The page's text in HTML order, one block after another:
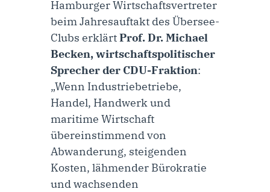
Hamburger Wirtschaftsvertreter
beim Jahresauftakt des Übersee-
Clubs erklärtProf. Dr. Michael
Becken, wirtschaftspolitischer
Sprecher der CDU-Fraktion:
„Wenn Industriebetriebe,
Handel, Handwerk und
maritime Wirtschaft
übereinstimmend von
Abwanderung, steigenden
Kosten, lähmender Bürokratie
und wachsenden